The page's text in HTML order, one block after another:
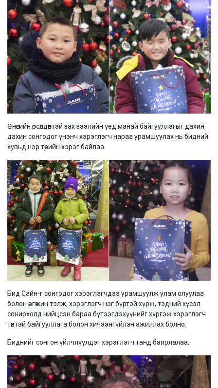
Өнөөгийн өрсөлдөөнтэй зах зээлийн үед манай байгууллагыг дахин
дахин сонгодог үнэнч хэрэглэгч нараа урамшуулах нь бидний
хувьд нэр төрийн хэрэг байлаа.
Бид Сайн-г сонгодог хэрэглэгчдээ урамшуулж улам олуулаа
болон өргөжин тэлж, хэрэглэгч нэг бүртэй хүрж, тэдний хүсэл
сонирхолд нийцсэн бараа бүтээгдэхүүнийг хүргэж хэрэглэгч
төвтэй байгууллага болон хичээнгүйлэн ажиллах болно.
Биднийг сонгон үйлчлүүлдэг хэрэглэгч танд баярлалаа.